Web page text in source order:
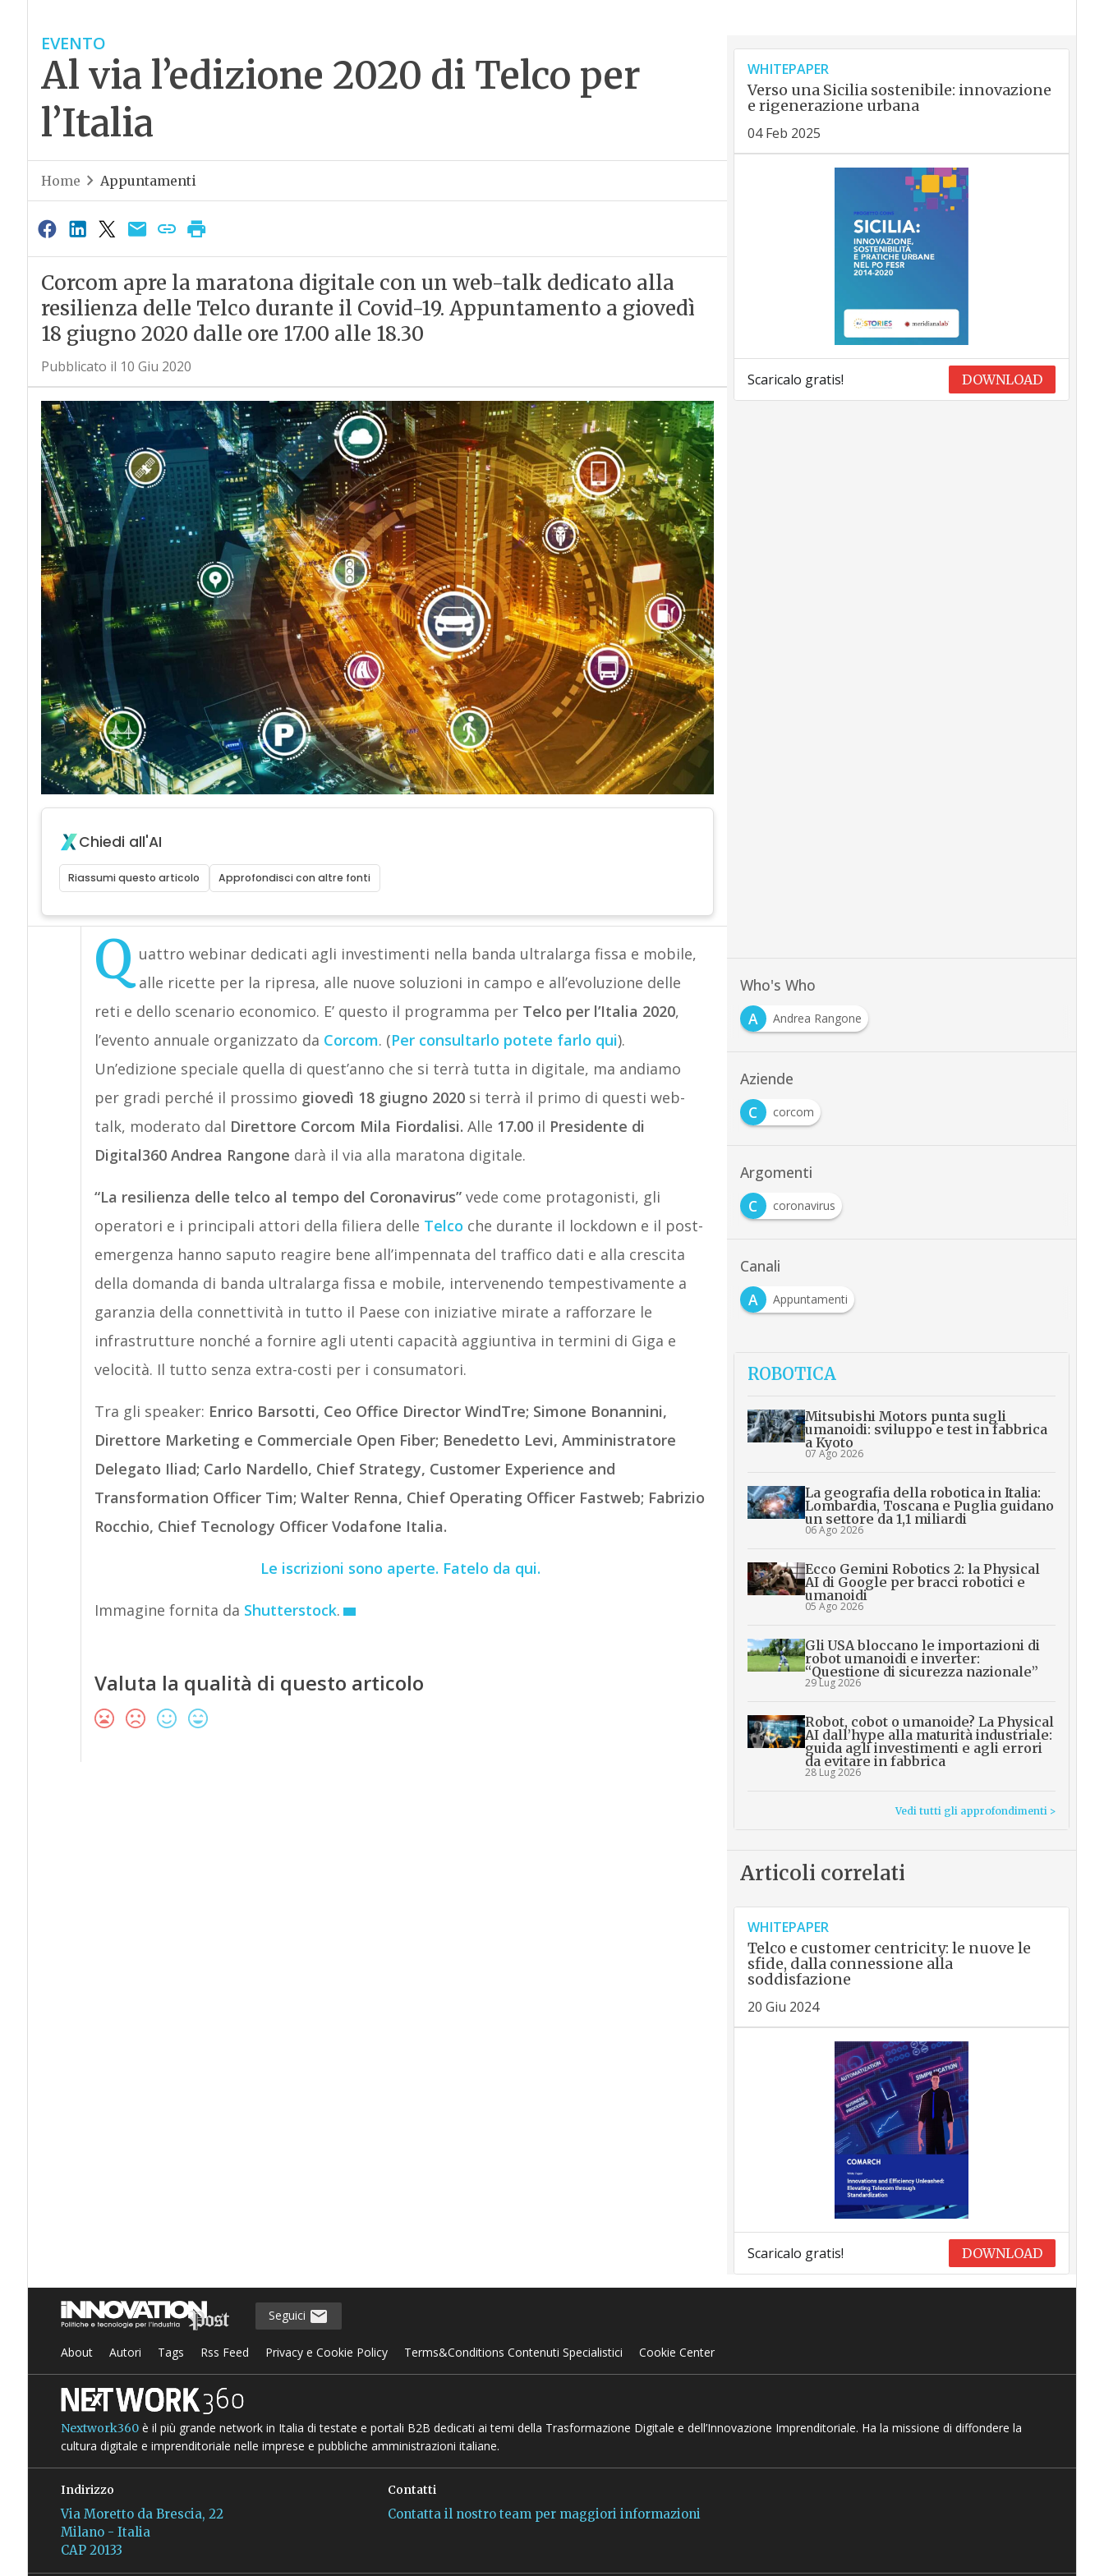
EVENTO
Al via l’edizione 2020 di Telco per
l’Italia
Home Appuntamenti
Corcom apre la maratona digitale con un web-talk dedicato alla
resilienza delle Telco durante il Covid-19. Appuntamento a giovedì
18 giugno 2020 dalle ore 17.00 alle 18.30
Pubblicato il 10 Giu 2020
Chiedi all'AI
Riassumi questo articolo Approfondisci con altre fonti
Q uattro webinar dedicati agli investimenti nella banda ultralarga fissa e mobile,
alle ricette per la ripresa, alle nuove soluzioni in campo e all’evoluzione delle
reti e dello scenario economico. E’ questo il programma per Telco per l’Italia 2020,
l’evento annuale organizzato da Corcom. (Per consultarlo potete farlo qui).
Un’edizione speciale quella di quest’anno che si terrà tutta in digitale, ma andiamo
per gradi perché il prossimo giovedì 18 giugno 2020si terrà il primo di questi web-
talk, moderato dal Direttore Corcom Mila Fiordalisi. Alle 17.00il Presidente di
Digital360 Andrea Rangone darà il via alla maratona digitale.
“La resilienza delle telco al tempo del Coronavirus” vede come protagonisti, gli
operatori e i principali attori della filiera delle Telco che durante il lockdown e il post-
emergenza hanno saputo reagire bene all’impennata del traffico dati e alla crescita
della domanda di banda ultralarga fissa e mobile, intervenendo tempestivamente a
garanzia della connettività in tutto il Paese con iniziative mirate a rafforzare le
infrastrutture nonché a fornire agli utenti capacità aggiuntiva in termini di Giga e
velocità. Il tutto senza extra-costi per i consumatori.
Tra gli speaker: Enrico Barsotti, Ceo Office Director WindTre; Simone Bonannini,
Direttore Marketing e Commerciale Open Fiber; Benedetto Levi, Amministratore
Delegato Iliad; Carlo Nardello, Chief Strategy, Customer Experience and
Transformation Officer Tim; Walter Renna, Chief Operating Officer Fastweb; Fabrizio
Rocchio, Chief Tecnology Officer Vodafone Italia.
Le iscrizioni sono aperte. Fatelo da qui.
Immagine fornita da Shutterstock.
Valuta la qualità di questo articolo
WHITEPAPER
Verso una Sicilia sostenibile: innovazione
e rigenerazione urbana
04 Feb 2025
Scaricalo gratis! DOWNLOAD
Who's Who
A
Andrea Rangone
Aziende
C
corcom
Argomenti
C
coronavirus
Canali
A
Appuntamenti
ROBOTICA
Mitsubishi Motors punta sugli
umanoidi: sviluppo e test in fabbrica
a Kyoto
07 Ago 2026
La geografia della robotica in Italia:
Lombardia, Toscana e Puglia guidano
un settore da 1,1 miliardi
06 Ago 2026
Ecco Gemini Robotics 2: la Physical
AI di Google per bracci robotici e
umanoidi
05 Ago 2026
Gli USA bloccano le importazioni di
robot umanoidi e inverter:
“Questione di sicurezza nazionale”
29 Lug 2026
Robot, cobot o umanoide? La Physical
AI dall’hype alla maturità industriale:
guida agli investimenti e agli errori
da evitare in fabbrica
28 Lug 2026
Vedi tutti gli approfondimenti >
Articoli correlati
WHITEPAPER
Telco e customer centricity: le nuove le
sfide, dalla connessione alla
soddisfazione
20 Giu 2024
Scaricalo gratis! DOWNLOAD
Seguici
About Autori Tags Rss Feed Privacy e Cookie Policy Terms&Conditions Contenuti Specialistici Cookie Center
Nextwork360è il più grande network in Italia di testate e portali B2B dedicati ai temi della Trasformazione Digitale e dell’Innovazione Imprenditoriale. Ha la missione di diffondere la
cultura digitale e imprenditoriale nelle imprese e pubbliche amministrazioni italiane.
Indirizzo
Via Moretto da Brescia, 22
Milano - Italia
CAP 20133
Contatti
Contatta il nostro team per maggiori informazioni